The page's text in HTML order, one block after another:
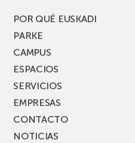
PARKEA
MUSIK
POR QUÉ EUSKADI
PARKE
CAMPUS
ESPACIOS
SERVICIOS
EMPRESAS
CONTACTO
NOTICIAS